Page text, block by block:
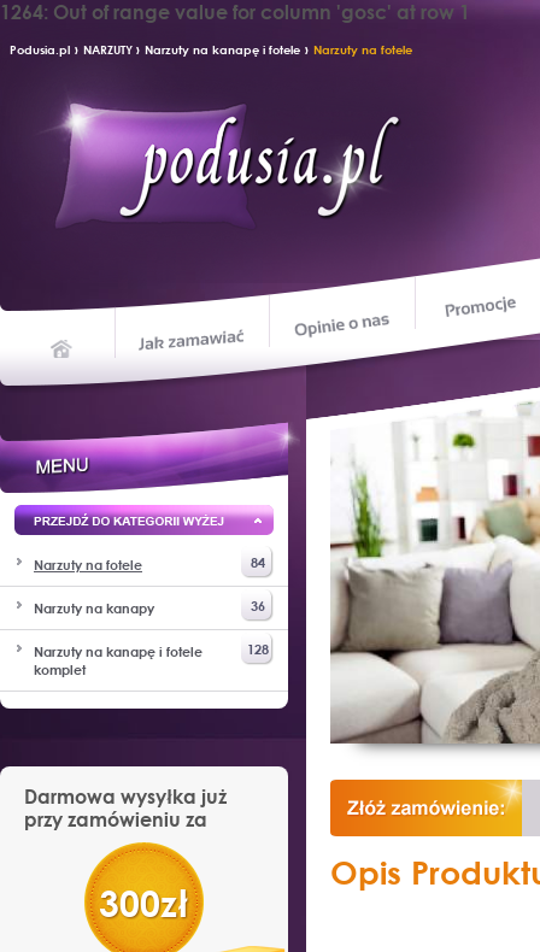
1264: Out of range value for column 'gosc' at row 1
Podusia.pl › NARZUTY › Narzuty na kanapę i fotele › Narzuty na fotele
Jak zamawiać
Opinie o nas
Narzuty na fotele 84
Narzuty na kanapy 36
Narzuty na kanapę i fotele
komplet
128
Darmowa wysyłka już
przy zamówieniu za
300zł
Opis